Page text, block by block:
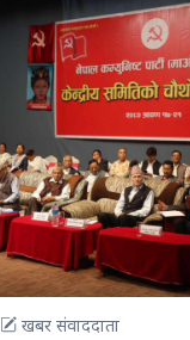
खबर संवाददाता